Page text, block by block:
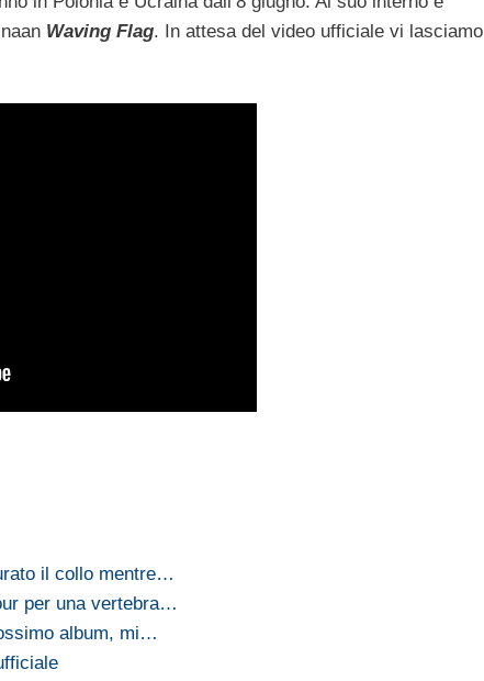
Waving Flag. In attesa del video ufficiale vi lasciamo
il collo mentre…
per una vertebra…
album, mi…